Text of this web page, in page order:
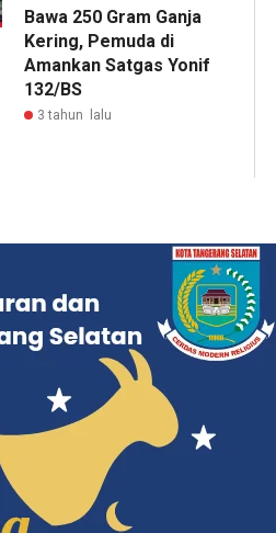
Bawa 250 Gram Ganja
Kering, Pemuda di
Amankan Satgas Yonif
132/BS
3 tahun lalu